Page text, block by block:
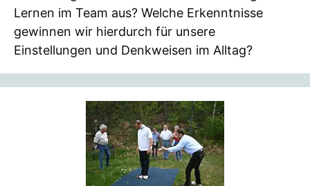
Lernen im Team aus? Welche Erkenntnisse
gewinnen wir hierdurch für unsere
Einstellungen und Denkweisen im Alltag?